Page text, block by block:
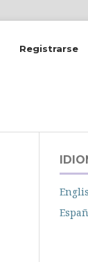
Registrarse